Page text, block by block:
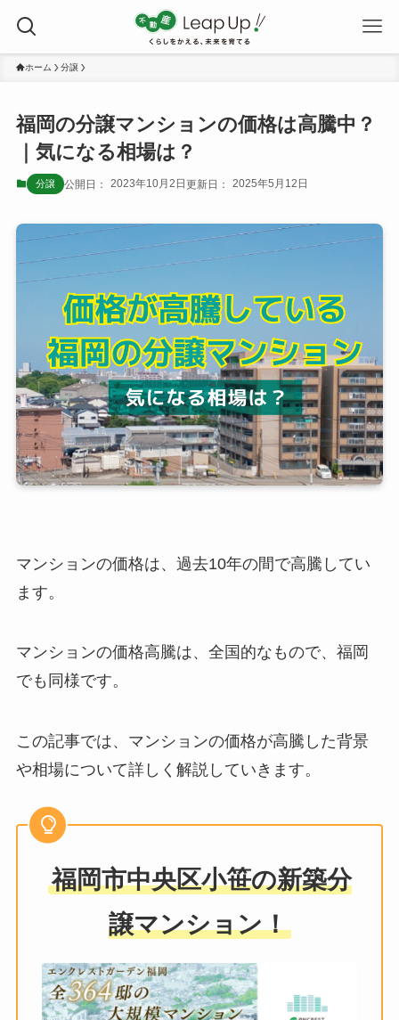
ホーム 分譲
福岡の分譲マンションの価格は高騰中？
｜気になる相場は？
分譲 2023年10月2日 2025年5月12日
マンションの価格は、過去10年の間で高騰してい
ます。
マンションの価格高騰は、全国的なもので、福岡
でも同様です。
この記事では、マンションの価格が高騰した背景
や相場について詳しく解説していきます。
福岡市中央区小笹の新築分
譲マンション！